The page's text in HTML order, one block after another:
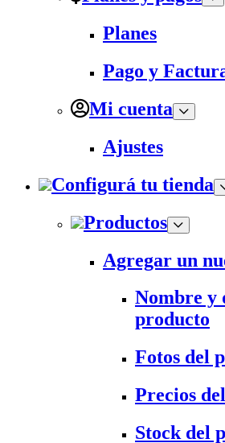
Planes
Pago y
Mi cuenta
Ajustes
Configurá tu tienda
Productos
Agregar un
Nombre y
producto
Fotos del
Precios
Stock del